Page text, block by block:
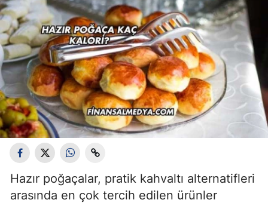
Hazır poğaçalar, pratik kahvaltı alternatifleri
arasında en çok tercih edilen ürünler